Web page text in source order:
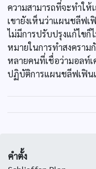
ความสามารถที่จะทำใ
เขายังเห็นว่าแผนชลีฟ
ไม่มีการปรับปรุงแก้ไขก็
หมายในการทำสงคราม
หลายคนที่เชื่อว่ามอลท์
ปฏิบัติการแผนชลีฟเฟิน
คำตั้ง